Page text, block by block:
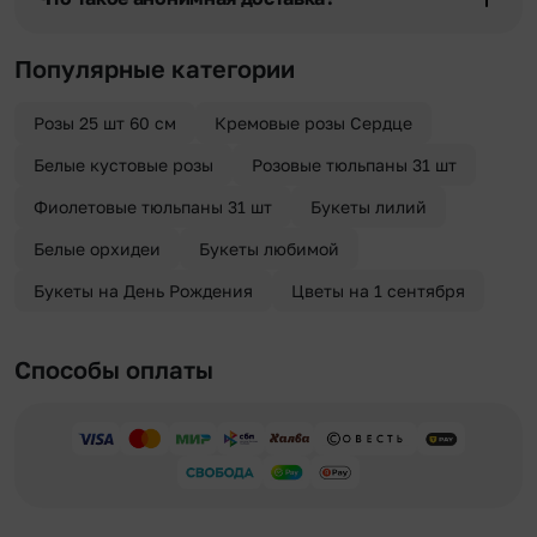
«Анонимная доставка». Мы гарантируем анонимность
Популярные категории
Розы 25 шт 60 см Кремовые розы Сердце
Белые кустовые розы Розовые тюльпаны 31 шт
Фиолетовые тюльпаны 31 шт Букеты лилий
Белые орхидеи Букеты любимой
Букеты на День Рождения Цветы на 1 сентября
Способы оплаты